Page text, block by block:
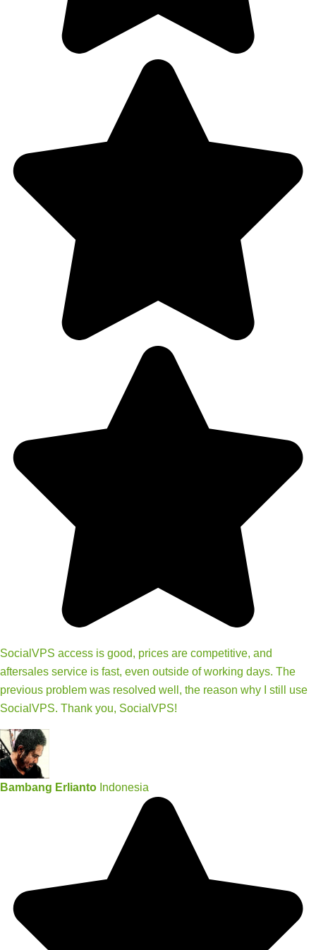
SocialVPS access is good, prices are competitive, and
aftersales service is fast, even outside of working days. The
previous problem was resolved well, the reason why I still use
SocialVPS. Thank you, SocialVPS!
Bambang Erlianto Indonesia